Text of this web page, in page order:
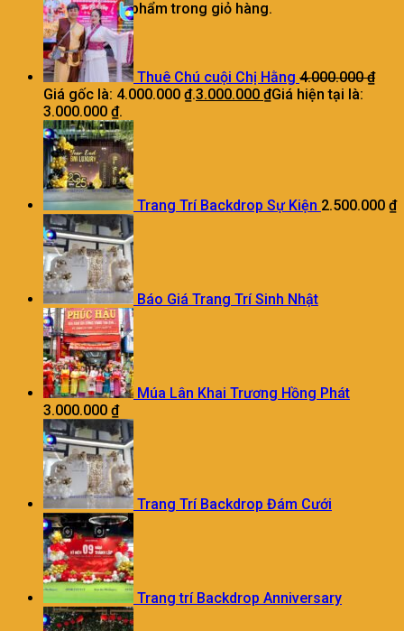
Chưa có sản phẩm trong giỏ hàng.
Thuê Chú cuội Chị Hằng 4.000.000₫
Giá gốc là: 4.000.000 ₫.3.000.000 ₫Giá hiện tại là:
3.000.000 ₫.
Trang Trí Backdrop Sự Kiện 2.500.000 ₫
Báo Giá Trang Trí Sinh Nhật
Múa Lân Khai Trương Hồng Phát
3.000.000 ₫
Trang Trí Backdrop Đám Cưới
Trang trí Backdrop Anniversary